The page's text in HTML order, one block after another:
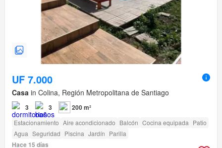
UF 7.000
Casa in Colina, Región Metropolitana de Santiago
3 3 200 m²
Estacionamiento Aire acondicionado Balcón Cocina equipada Patio
Agua Seguridad Piscina Jardín Parilla
Hace 15 días